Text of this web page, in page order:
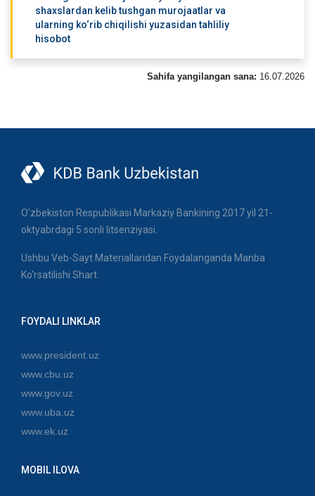
shaxslardan kelib tushgan murojaatlar va
ularning ko‘rib chiqilishi yuzasidan tahliliy
hisobot
Sahifa yangilangan sana: 16.07.2026
O'zbekiston Respublikasi Markaziy Bankining 2017 yil 21-
oktyabrdagi 5 sonli litsenziyasi.
Ushbu Veb-Sayt Materiallaridan Foydalanganda Manba
Ko'rsatilishi Shart.
FOYDALI LINKLAR
www.president.uz
www.cbu.uz
www.gov.uz
www.uba.uz
www.ek.uz
MOBIL ILOVA